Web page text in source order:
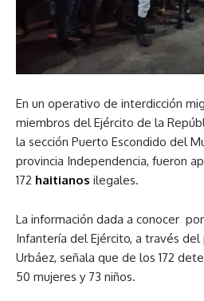
En un operativo de interdicción
miembros del Ejército de la
la sección Puerto Escondido del
provincia Independencia, fueron
172 haitianos ilegales.
La información dada a conocer
Infantería del Ejército, a través
Urbáez, señala que de los 172
50 mujeres y 73 niños.